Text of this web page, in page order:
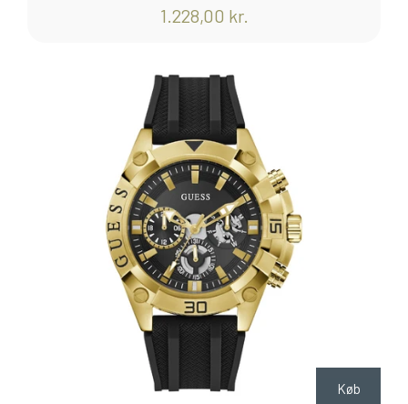
1.228,00 kr.
Køb